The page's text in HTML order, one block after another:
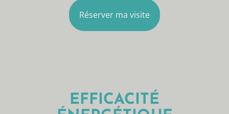
Réserver ma visite
EFFICACITÉ